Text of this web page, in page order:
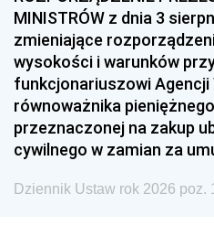
1954 1953
1951 1950
1948 1947
1945 1944
1938 1937
1935 1934
MINISTRÓW z dnia 3
zmieniające
wysokości i warunków
funkcjonariuszowi Agencji
równoważnika
przeznaczonej na zakup
cywilnego w zamian za
Dziennik Ustaw rok 2026 poz.